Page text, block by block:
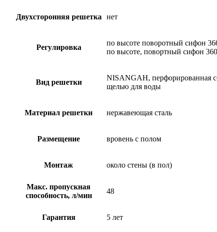
Двухсторонняя решетка нет
Регулировка
по высоте поворотный сифон
по высоте, повортный сифон
Вид решетки
NISANGAH, перфорированная
щелью для воды
Материал решетки нержавеющая сталь
Размещение вровень с полом
Монтаж около стены (в пол)
Макс. пропускная
способность, л/мин
48
Гарантия 5 лет